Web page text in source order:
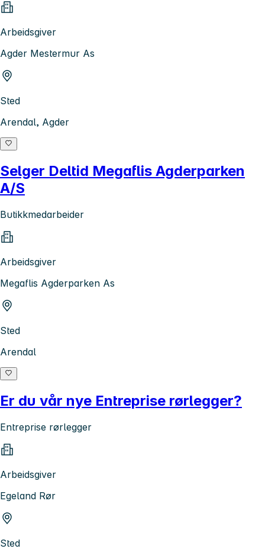
Arbeidsgiver
Agder Mestermur As
Sted
Arendal, Agder
Selger Deltid Megaflis Agderparken
A/S
Butikkmedarbeider
Arbeidsgiver
Megaflis Agderparken As
Sted
Arendal
Er du vår nye Entreprise rørlegger?
Entreprise rørlegger
Arbeidsgiver
Egeland Rør
Sted